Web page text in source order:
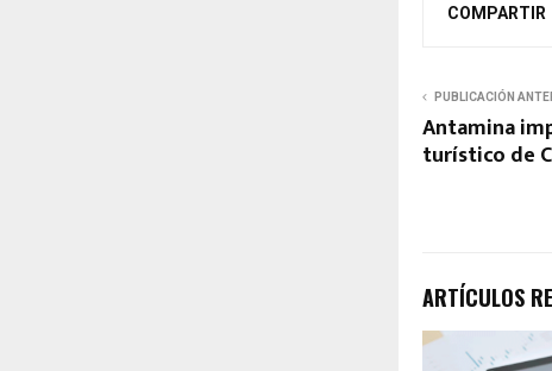
COMPARTIR
PUBLICACIÓN
Antamina
turístico de
ARTÍCULOS